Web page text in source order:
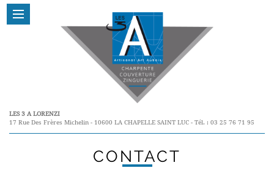
LES 3 A LORENZI
17 Rue Des Frères Michelin - 10600 LA CHAPELLE SAINT LUC - Tél. : 03 25 76 71 95
CONTACT